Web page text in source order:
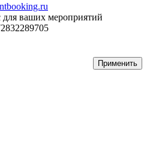
ваших мероприятий
Применить